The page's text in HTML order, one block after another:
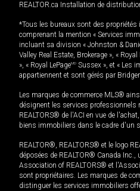
REALTOR.ca Installation de
*Tous les bureaux sont des propriétés
comprenant la mention « Services
incluant sa division « Johnston &
Valley Real Estate, Brokerage », « Royal
», « Royal LePageMD Sussex », et « Les
appartiennent et sont gérés par
Les marques de commerce MLS®
désignent les services professionnels
REALTORS® de l'ACI en vue de
biens immobiliers dans le cadre d'un
REALTOR®, REALTORS® et le logo
déposées de REALTOR® Canada
Association of REALTORS® et
sont propriétaires. Les marques de
distinguer les services immobiliers